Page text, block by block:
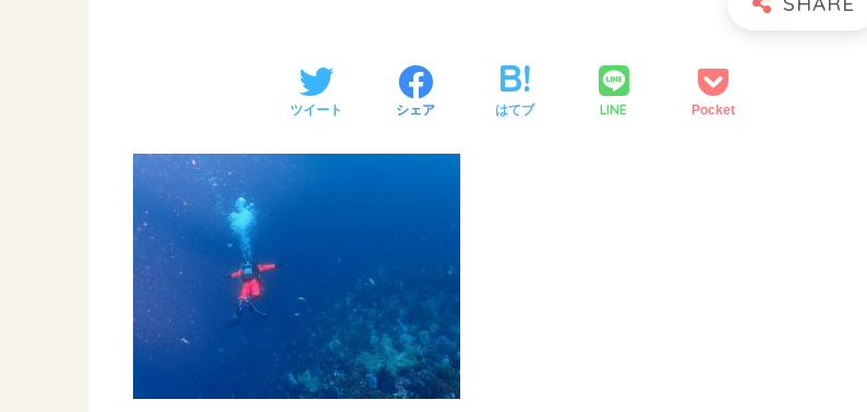
ツイート シェア はてブ LINE Pocket